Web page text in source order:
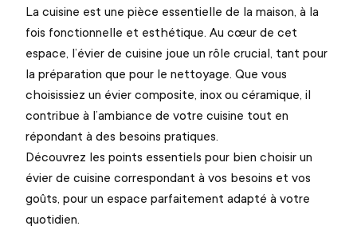
La cuisine est une pièce essentielle de la maison, à la
fois fonctionnelle et esthétique. Au cœur de cet
espace, l’évier de cuisine joue un rôle crucial, tant pour
la préparation que pour le nettoyage. Que vous
choisissiez un évier composite, inox ou céramique, il
contribue à l’ambiance de votre cuisine tout en
répondant à des besoins pratiques.
Découvrez les points essentiels pour bien choisir un
évier de cuisine correspondant à vos besoins et vos
goûts, pour un espace parfaitement adapté à votre
quotidien.